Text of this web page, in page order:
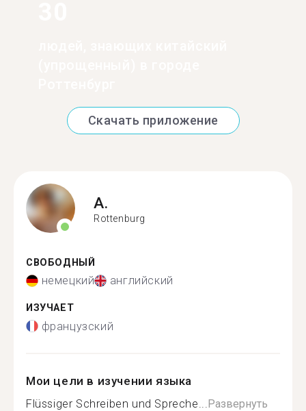
Скачать приложение
A.
Rottenburg
СВОБОДНЫЙ
немецкий английский
ИЗУЧАЕТ
французский
Мои цели в изучении языка
Flüssiger Schreiben und Spreche... Развернуть